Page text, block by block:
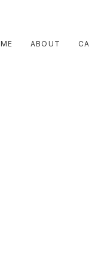
ABOUT